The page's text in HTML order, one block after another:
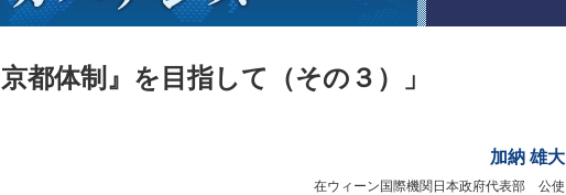
都体制』を目指して（その３）」
加納 雄大
在ウィーン国際機関日本政府代表部 公使